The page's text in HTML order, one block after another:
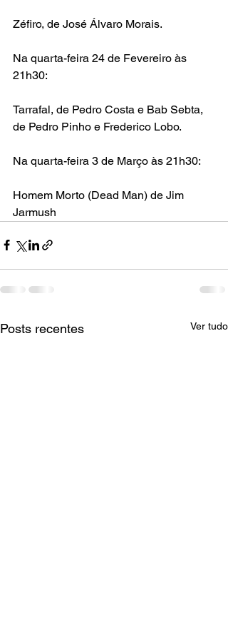
Zéfiro, de José Álvaro Morais.
Na quarta-feira 24 de Fevereiro às
21h30:
Tarrafal, de Pedro Costa e Bab Sebta,
de Pedro Pinho e Frederico Lobo.
Na quarta-feira 3 de Março às 21h30:
Homem Morto (Dead Man) de Jim
Jarmush
Posts recentes Ver tudo